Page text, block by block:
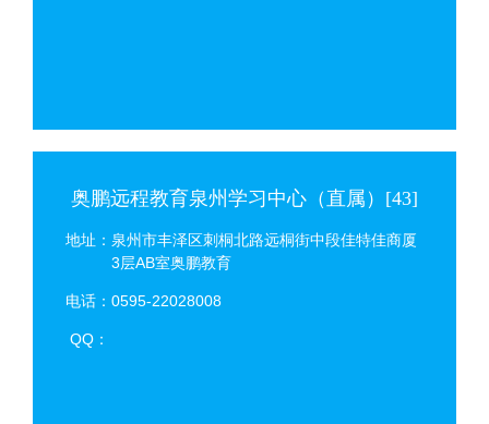
奥鹏远程教育泉州学习中心（直属）[43]
地址：泉州市丰泽区刺桐北路远桐街中段佳特佳商厦
3层AB室奥鹏教育
电话：0595-22028008
QQ：